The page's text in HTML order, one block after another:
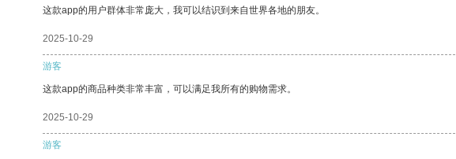
这款app的用户群体非常庞大，我可以结识到来自世界各地的朋友。
2025-10-29
游客
这款app的商品种类非常丰富，可以满足我所有的购物需求。
2025-10-29
游客